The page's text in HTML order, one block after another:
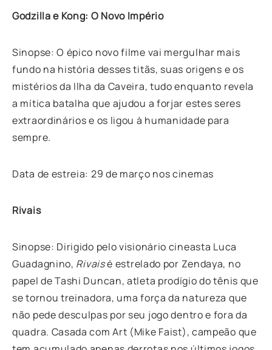
Godzilla e Kong: O Novo Império
Sinopse: O épico novo filme vai mergulhar mais
fundo na história desses titãs, suas origens e os
mistérios da Ilha da Caveira, tudo enquanto revela
a mítica batalha que ajudou a forjar estes seres
extraordinários e os ligou à humanidade para
sempre.
Data de estreia: 29 de março nos cinemas
Rivais
Sinopse: Dirigido pelo visionário cineasta Luca
Guadagnino, Rivaisé estrelado por Zendaya, no
papel de Tashi Duncan, atleta prodígio do tênis que
se tornou treinadora, uma força da natureza que
não pede desculpas por seu jogo dentro e fora da
quadra. Casada com Art (Mike Faist), campeão que